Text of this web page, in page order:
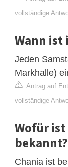
vollständige
Wann ist
Jeden
Markhalle)
Antrag auf
vollständige
Wofür ist
bekannt?
Chania ist